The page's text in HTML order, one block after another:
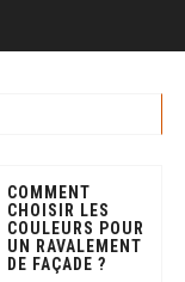
COMMENT
CHOISIR LES
COULEURS POUR
UN RAVALEMENT
DE FAÇADE ?